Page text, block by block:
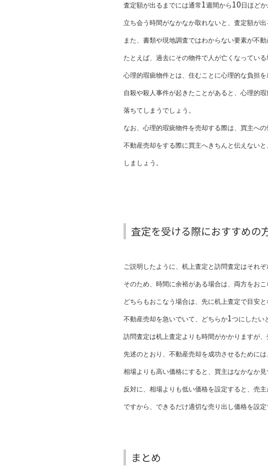
査定額が出るまでには通常1週間から 10 日ほど
立ち会う時間がなかなか取れないと、査定額が
また、書類や現地調査ではわからない要素が不
たとえば、過去にその物件で人が亡くなってい
心理的瑕疵物件とは、住むことに心理的な負担を
自殺や殺人事件が起きたことがあると、心理的
落ちてしまうでしょう。
なお、心理的瑕疵物件を売却する際は、買主への
不動産売却をする際に買主へきちんと伝えない
しましょう。
査定を受ける際におすすめの
ご説明したように、机上査定と訪問査定はそれぞ
そのため、時間に余裕がある場合は、両方をおこ
どちらもおこなう場合は、先に机上査定で目安
不動産売却を急いでいて、どちらか1つにしたい
訪問査定は机上査定よりも時間がかかりますが
先述のとおり、不動産売却を成功させるために
相場よりも高い価格にすると、買主はなかなか見
反対に、相場よりも低い価格を設定すると、売
ですから、できるだけ適切な売り出し価格を設
まとめ